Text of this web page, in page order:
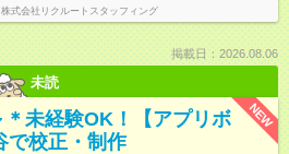
株式会社リクルートスタッフィング
掲載日：2026.08.06
未読
NEW
未経験OK！【アプリボ
で校正・制作